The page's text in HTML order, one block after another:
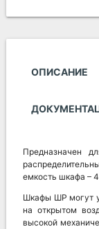
ОПИСАНИЕ
Предназначен
емкость шкафа –
Шкафы ШР могут
на открытом
высокой